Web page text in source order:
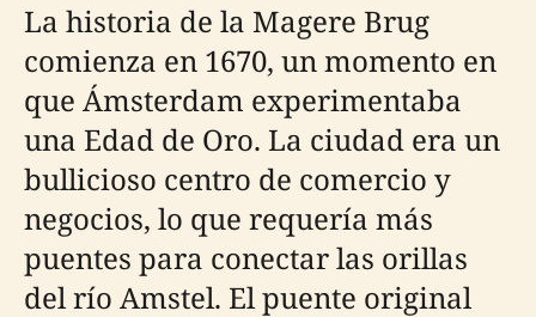
La historia de la Magere Brug
comienza en 1670, un momento en
que Ámsterdam experimentaba
una Edad de Oro. La ciudad era un
bullicioso centro de comercio y
negocios, lo que requería más
puentes para conectar las orillas
del río Amstel. El puente original